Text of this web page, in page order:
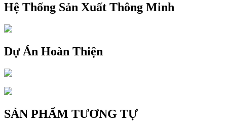
Hệ Thống Sản Xuất Thông Minh
Dự Án Hoàn Thiện
SẢN PHẨM TƯƠNG TỰ